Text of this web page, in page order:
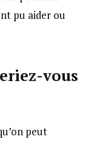
pu aider ou
vous
peut